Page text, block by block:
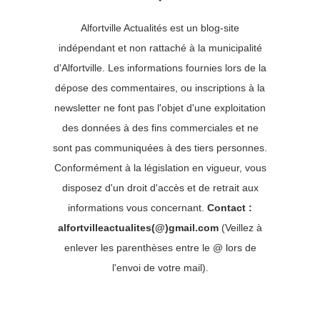
Alfortville Actualités est un blog-site
indépendant et non rattaché à la municipalité
d'Alfortville. Les informations fournies lors de la
dépose des commentaires, ou inscriptions à la
newsletter ne font pas l'objet d'une exploitation
des données à des fins commerciales et ne
sont pas communiquées à des tiers personnes.
Conformément à la législation en vigueur, vous
disposez d'un droit d'accès et de retrait aux
informations vous concernant. Contact :
alfortvilleactualites(@)gmail.com (Veillez à
enlever les parenthèses entre le @ lors de
l'envoi de votre mail).